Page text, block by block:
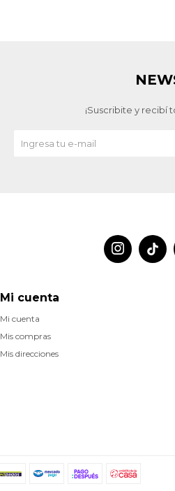

Mi cuenta
Mi cuenta
Mis compras
Mis direcciones
¡Suscribite y recibí